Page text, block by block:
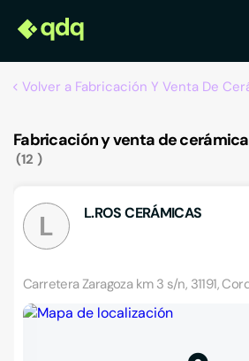
Volver a Fabricación Y Venta De
Fabricación y venta de cerámica
12
L L.ROS CERÁMICAS
Carretera Zaragoza km 3 s/n, 31191,